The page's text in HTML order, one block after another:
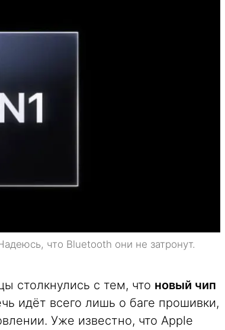
что Bluetooth они не затронут.
столкнулись с тем, что новый чип
идёт всего лишь о баге прошивки,
Уже известно, что Apple